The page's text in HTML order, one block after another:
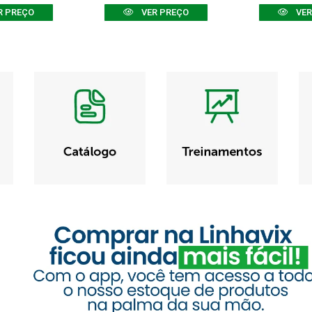
PREÇO VER PREÇO